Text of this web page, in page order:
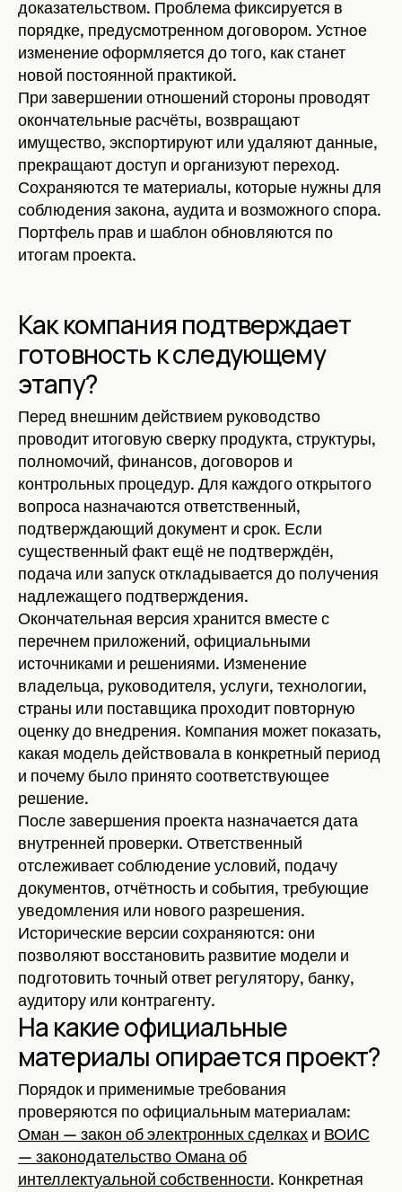
доказательством. Проблема фиксируется в
порядке, предусмотренном договором. Устное
изменение оформляется до того, как станет
новой постоянной практикой.
При завершении отношений стороны проводят
окончательные расчёты, возвращают
имущество, экспортируют или удаляют данные,
прекращают доступ и организуют переход.
Сохраняются те материалы, которые нужны для
соблюдения закона, аудита и возможного спора.
Портфель прав и шаблон обновляются по
итогам проекта.
Как компания подтверждает
готовность к следующему
этапу?
Перед внешним действием руководство
проводит итоговую сверку продукта, структуры,
полномочий, финансов, договоров и
контрольных процедур. Для каждого открытого
вопроса назначаются ответственный,
подтверждающий документ и срок. Если
существенный факт ещё не подтверждён,
подача или запуск откладывается до получения
надлежащего подтверждения.
Окончательная версия хранится вместе с
перечнем приложений, официальными
источниками и решениями. Изменение
владельца, руководителя, услуги, технологии,
страны или поставщика проходит повторную
оценку до внедрения. Компания может показать,
какая модель действовала в конкретный период
и почему было принято соответствующее
решение.
После завершения проекта назначается дата
внутренней проверки. Ответственный
отслеживает соблюдение условий, подачу
документов, отчётность и события, требующие
уведомления или нового разрешения.
Исторические версии сохраняются: они
позволяют восстановить развитие модели и
подготовить точный ответ регулятору, банку,
аудитору или контрагенту.
На какие официальные
материалы опирается проект?
Порядок и применимые требования
проверяются по официальным материалам:
Оман — закон об электронных сделках и ВОИС
— законодательство Омана об
интеллектуальной собственности. Конкретная